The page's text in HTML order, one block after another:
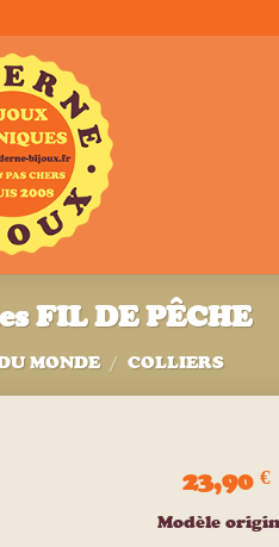
FIL DE PÊCHE
MONDE / COLLIERS
23,90 €
Modèle